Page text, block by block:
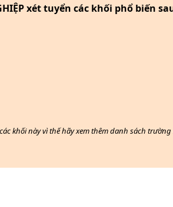
xét tuyển các khối phổ biến
khối này vì thế hãy xem thêm danh sách